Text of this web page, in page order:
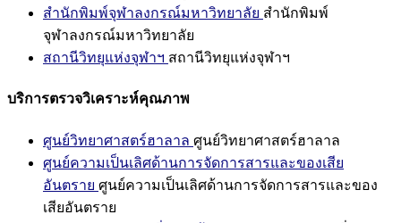
สำนักพิมพ์จุฬาลงกรณ์มหาวิทยาลัย สำนักพิมพ์
จุฬาลงกรณ์มหาวิทยาลัย
สถานีวิทยุแห่งจุฬาฯ สถานีวิทยุแห่งจุฬาฯ
บริการตรวจวิเคราะห์คุณภาพ
ศูนย์วิทยาศาสตร์ฮาลาล ศูนย์วิทยาศาสตร์ฮาลาล
ศูนย์ความเป็นเลิศด้านการจัดการสารและของเสีย
อันตราย ศูนย์ความเป็นเลิศด้านการจัดการสารและของ
เสียอันตราย